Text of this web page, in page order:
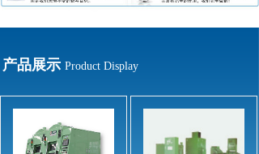
产品展示 Product Display